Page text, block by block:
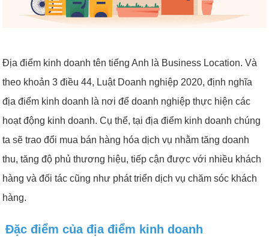
Địa điểm kinh doanh tên tiếng Anh là Business Location. Và
theo khoản 3 điều 44, Luật Doanh nghiệp 2020, định nghĩa
địa điểm kinh doanh là nơi để doanh nghiệp thực hiện các
hoạt động kinh doanh. Cụ thể, tại địa điểm kinh doanh chúng
ta sẽ trao đổi mua bán hàng hóa dịch vụ nhằm tăng doanh
thu, tăng độ phủ thương hiệu, tiếp cận được với nhiều khách
hàng và đối tác cũng như phát triển dịch vụ chăm sóc khách
hàng.
Đặc điểm của địa điểm kinh doanh